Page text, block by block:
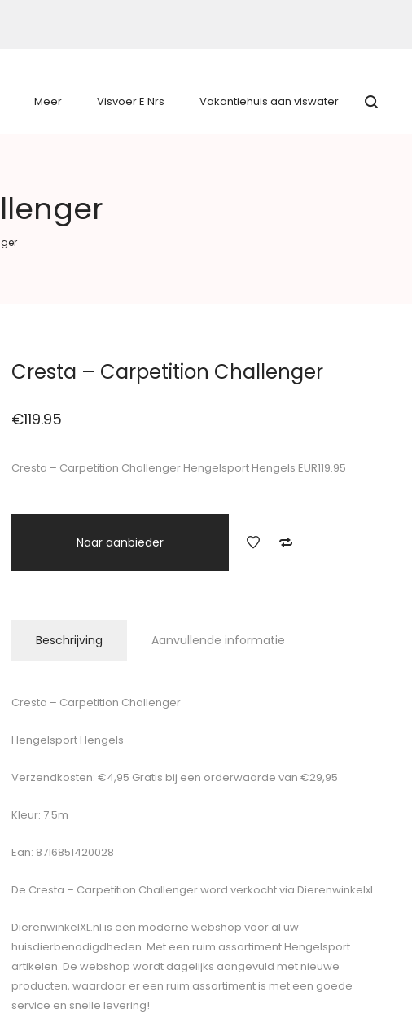
Meer Visvoer E Nrs Vakantiehuis aan viswater
Cresta – Carpetition Challenger
€119.95
Cresta – Carpetition Challenger Hengelsport Hengels EUR119.95
Naar aanbieder
Beschrijving Aanvullende informatie
Cresta – Carpetition Challenger
Hengelsport Hengels
Verzendkosten: €4,95 Gratis bij een orderwaarde van €29,95
Kleur: 7.5m
Ean: 8716851420028
De Cresta – Carpetition Challengerword verkocht via Dierenwinkelxl
DierenwinkelXL.nl is een moderne webshop voor al uw
huisdierbenodigdheden. Met een ruim assortiment Hengelsport
artikelen. De webshop wordt dagelijks aangevuld met nieuwe
producten, waardoor er een ruim assortiment is met een goede
service en snelle levering!